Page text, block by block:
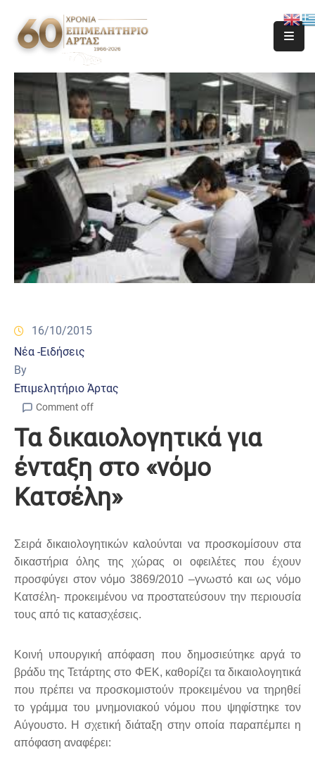
16/10/2015
Νέα -Ειδήσεις
By
Επιμελητήριο Άρτας
Comment off
Τα δικαιολογητικά για
ένταξη στο «νόμο
Κατσέλη»
Σειρά δικαιολογητικών καλούνται να προσκομίσουν στα
δικαστήρια όλης της χώρας οι οφειλέτες που έχουν
προσφύγει στον νόμο 3869/2010 –γνωστό και ως νόμο
Κατσέλη- προκειμένου να προστατεύσουν την περιουσία
τους από τις κατασχέσεις.
Κοινή υπουργική απόφαση που δημοσιεύτηκε αργά το
βράδυ της Τετάρτης στο ΦΕΚ, καθορίζει τα δικαιολογητικά
που πρέπει να προσκομιστούν προκειμένου να τηρηθεί
το γράμμα του μνημονιακού νόμου που ψηφίστηκε τον
Αύγουστο. Η σχετική διάταξη στην οποία παραπέμπει η
απόφαση αναφέρει: